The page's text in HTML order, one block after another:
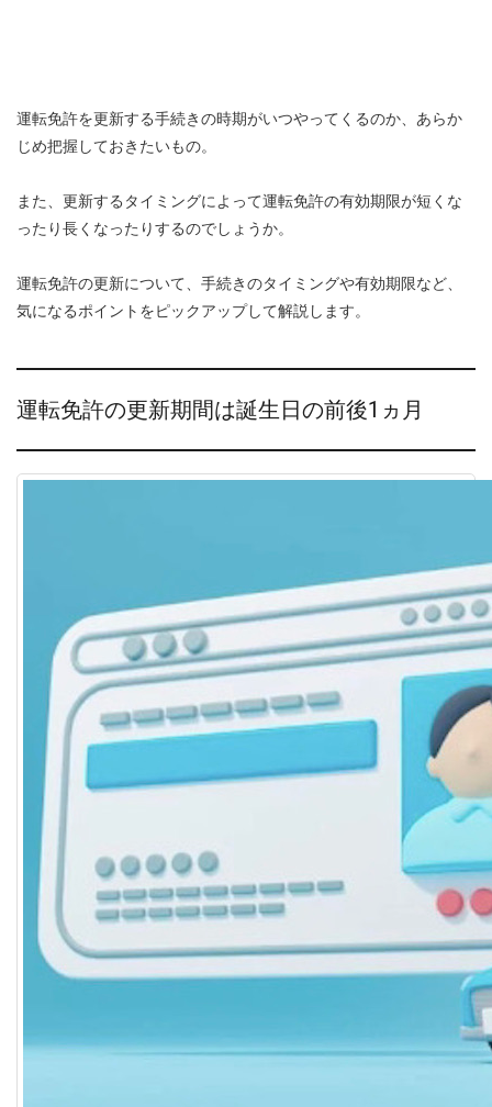
運転免許を更新する手続きの時期がいつやってくるのか、あらか
じめ把握しておきたいもの。
また、更新するタイミングによって運転免許の有効期限が短くな
ったり長くなったりするのでしょうか。
運転免許の更新について、手続きのタイミングや有効期限など、
気になるポイントをピックアップして解説します。
運転免許の更新期間は誕生日の前後1ヵ月